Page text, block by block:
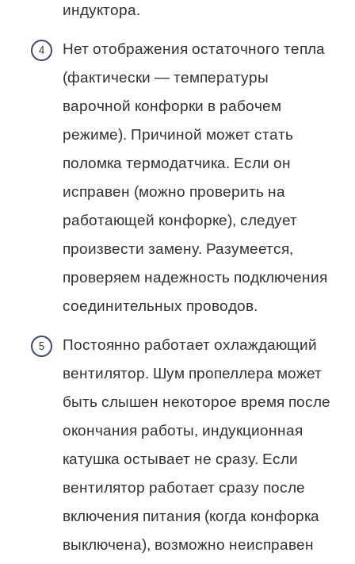
индуктора.
Нет отображения остаточного тепла
(фактически — температуры
варочной конфорки в рабочем
режиме). Причиной может стать
поломка термодатчика. Если он
исправен (можно проверить на
работающей конфорке), следует
произвести замену. Разумеется,
проверяем надежность подключения
соединительных проводов.
Постоянно работает охлаждающий
вентилятор. Шум пропеллера может
быть слышен некоторое время после
окончания работы, индукционная
катушка остывает не сразу. Если
вентилятор работает сразу после
включения питания (когда конфорка
выключена), возможно неисправен